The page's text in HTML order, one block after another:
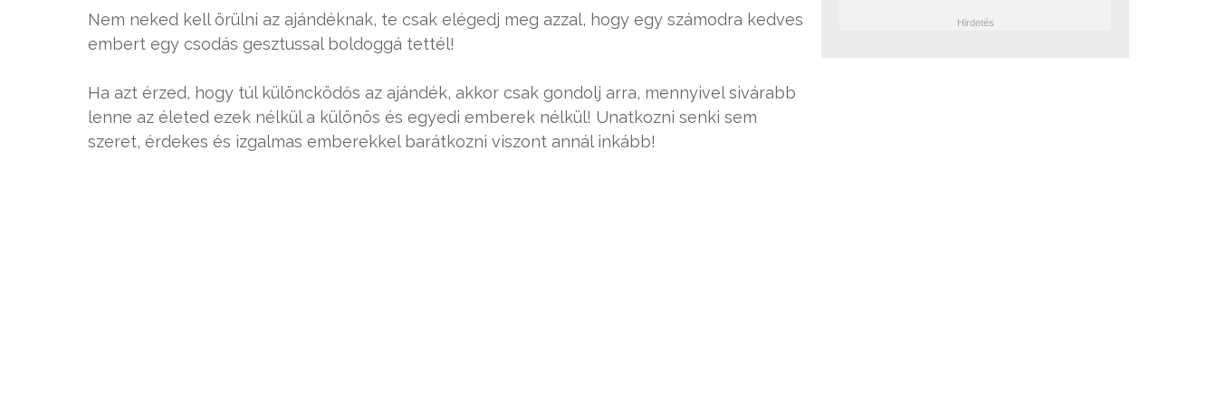
Nem neked kell örülni az ajándéknak, te csak elégedj meg azzal, hogy egy számodra kedves
embert egy csodás gesztussal boldoggá tettél!
Ha azt érzed, hogy túl különcködős az ajándék, akkor csak gondolj arra, mennyivel sivárabb
lenne az életed ezek nélkül a különös és egyedi emberek nélkül! Unatkozni senki sem
szeret, érdekes és izgalmas emberekkel barátkozni viszont annál inkább!